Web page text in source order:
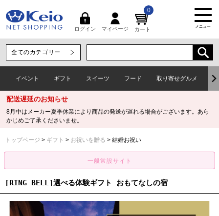
ログイン マイページ カート
0
メニュー
イベント ギフト スイーツ フード 取り寄せグルメ
配送遅延のお知らせ
8月中はメーカー夏季休業により商品の発送が遅れる場合がございます。あら
かじめご了承くださいませ。
トップページ ギフト お祝いを贈る 結婚お祝い
[RING BELL]選べる体験ギフト おもてなしの宿